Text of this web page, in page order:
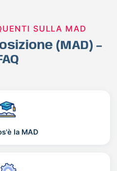
SULLA MAD
(MAD) –
la MAD